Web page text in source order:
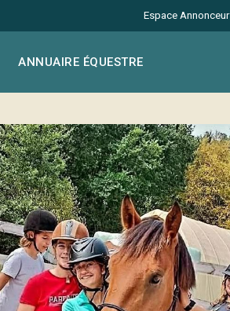
ANNUAIRE ÉQUESTRE
Espace Annonceur